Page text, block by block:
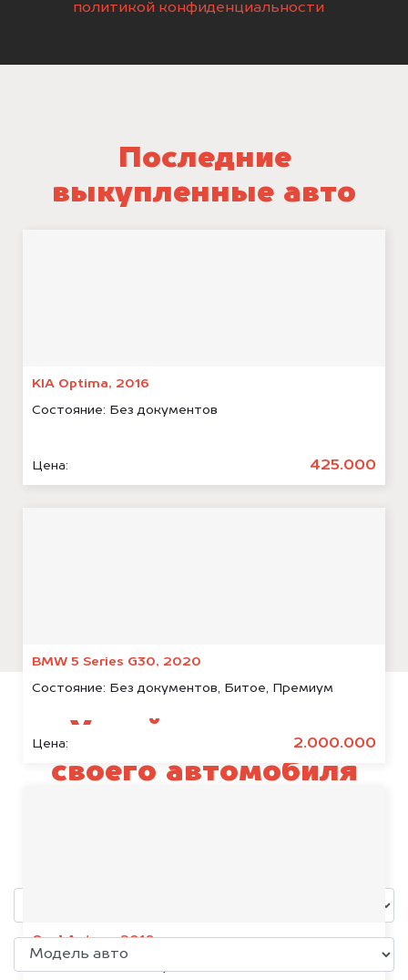
политикой конфиденциальности
Последние
выкупленные авто
KIA Optima, 2016
Состояние: Без документов
Цена: 425.000
BMW 5 Series G30, 2020
Состояние: Без документов, Битое, Премиум
Цена: 2.000.000
Opel Antara, 2018
Узнай стоимость
своего автомобиля